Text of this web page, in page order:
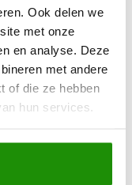
Ook delen we
met onze
en analyse. Deze
met andere
of die ze hebben
hun services.
JK